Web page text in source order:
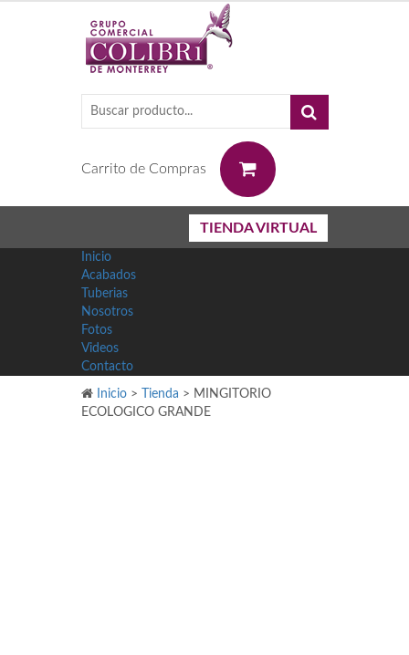
Carrito de Compras
TIENDA VIRTUAL
Inicio
Acabados
Tuberias
Nosotros
Fotos
Videos
Contacto
Inicio > Tienda > MINGITORIO
ECOLOGICO GRANDE